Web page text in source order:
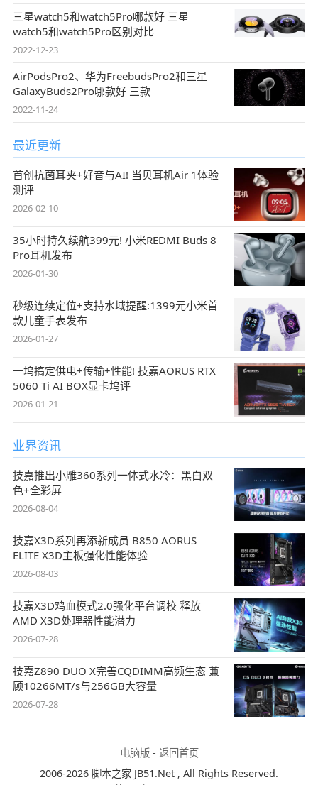
三星watch5和watch5Pro哪款好 三星
watch5和watch5Pro区别对比
2022-12-23
AirPodsPro2、华为FreebudsPro2和三星
GalaxyBuds2Pro哪款好 三款
2022-11-24
最近更新
首创抗菌耳夹+好音与AI! 当贝耳机Air 1体验
测评
2026-02-10
35小时持久续航399元! 小米REDMI Buds 8
Pro耳机发布
2026-01-30
秒级连续定位+支持水域提醒:1399元小米首
款儿童手表发布
2026-01-27
一坞搞定供电+传输+性能! 技嘉AORUS RTX
5060 Ti AI BOX显卡坞评
2026-01-21
业界资讯
技嘉推出小雕360系列一体式水冷：黑白双
色+全彩屏
2026-08-04
技嘉X3D系列再添新成员 B850 AORUS
ELITE X3D主板强化性能体验
2026-08-03
技嘉X3D鸡血模式2.0强化平台调校 释放
AMD X3D处理器性能潜力
2026-07-28
技嘉Z890 DUO X完善CQDIMM高频生态 兼
顾10266MT/s与256GB大容量
2026-07-28
电脑版- 返回首页
2006-2026 脚本之家 JB51.Net , All Rights Reserved.